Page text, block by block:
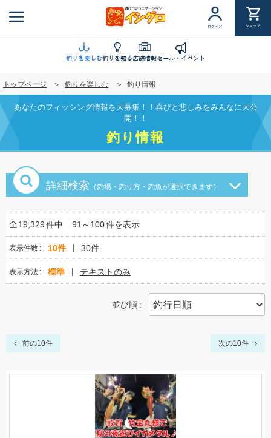
ン
に
移
動
ログイン ショップ
釣りを楽しむ釣りを知る店舗情報セール・イベント
トップページ 釣りを楽しむ 釣り情報
あなたのフィッシング情報を大募集！！喜びと悲しみをみんなに大公
開！！
釣り情報
詳細検索 （釣場・釣り方・釣魚が選択できます）
全19,329件中 91～100件を表示
表示件数 10件 30件
表示方法 標準 テキストのみ
並び順
前の10件 次の10件